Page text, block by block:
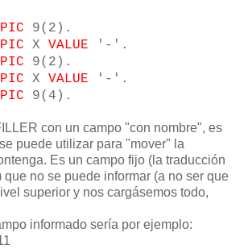
PIC 9(2).
PIC X VALUE '-'.
PIC 9(2).
PIC X VALUE '-'.
PIC 9(4).
con un campo "con nombre", es
puede utilizar para "mover" la
Es un campo fijo (la traducción
no se puede informar (a no ser que
superior y nos cargásemos todo,
informado sería por ejemplo: